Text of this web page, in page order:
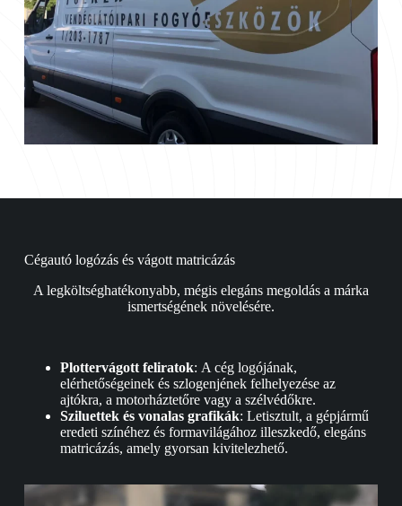
Cégautó logózás és vágott matricázás
A legköltséghatékonyabb, mégis elegáns megoldás a márka
ismertségének növelésére.
Plottervágott feliratok: A cég logójának,
elérhetőségeinek és szlogenjének felhelyezése az
ajtókra, a motorháztetőre vagy a szélvédőkre.
Sziluettek és vonalas grafikák: Letisztult, a gépjármű
eredeti színéhez és formavilágához illeszkedő, elegáns
matricázás, amely gyorsan kivitelezhető.